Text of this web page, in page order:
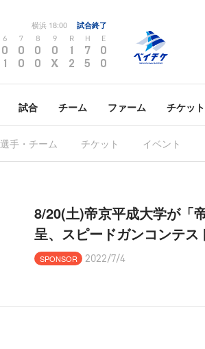
横浜 18:00 試合終了
6 7 8 9 R H E
0 0 0 0 1 7 0
1 0 0 X 2 5 0
試合 チーム ファーム チケット
選手・チーム チケット イベント
8/20(土)帝京平成大学が「
呈、スピードガンコンテス
SPONSOR 2022/7/4